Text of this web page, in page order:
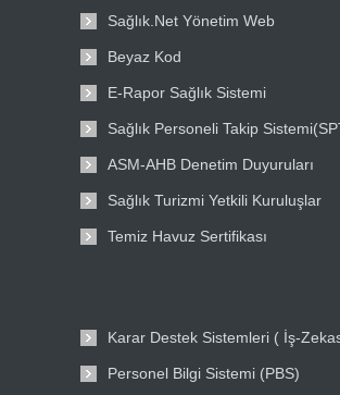
Sağlık.Net Yönetim Web
Beyaz Kod
E-Rapor Sağlık Sistemi
Sağlık Personeli Takip
ASM-AHB Denetim Duyuruları
Sağlık Turizmi Yetkili Kuruluşlar
Temiz Havuz Sertifikası
Karar Destek Sistemleri ( İş-
Personel Bilgi Sistemi (PBS)